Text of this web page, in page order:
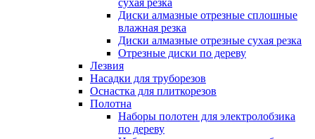
сухая резка
Диски алмазные отрезные сплошные
влажная резка
Диски алмазные отрезные сухая резка
Отрезные диски по дереву
Лезвия
Насадки для труборезов
Оснастка для плиткорезов
Полотна
Наборы полотен для электролобзика
по дереву